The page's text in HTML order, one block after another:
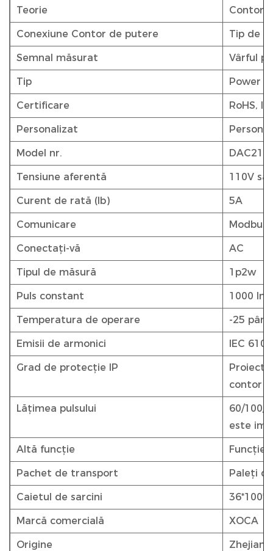
Teorie Contor
Conexiune Contor de putere Tip de
Semnal măsurat Vârful
Tip Power
Certificare RoHS,
Personalizat
Model nr.
Tensiune aferentă 110V
Curent de rată (Ib) 5A
Comunicare Modbus
Conectați-vă AC
Tipul de măsură 1p2w
Puls constant 1000
Temperatura de operare -25
Emisii de armonici IEC
Grad de protecție IP
contor
Lățimea pulsului
60/100/
este
Altă funcție Funcție
Pachet de transport Paleți
Caietul de sarcini
Marcă comercială XOCA
Origine